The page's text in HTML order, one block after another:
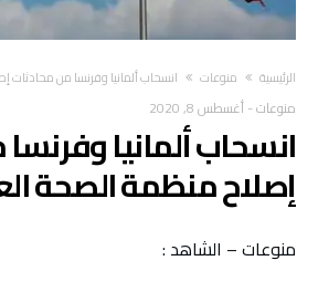
‫الرئيسية‬ منوعات انسحاب ألمانيا وفرنسا من محادثات
منوعات-أغسطس 8, 2020
انسحاب ألمانيا
إصلاح منظمة الصحة
منوعات – الشاهد :